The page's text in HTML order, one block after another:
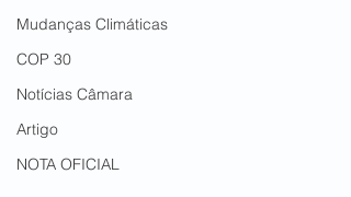
Mudanças Climáticas
COP 30
Notícias Câmara
Artigo
NOTA OFICIAL